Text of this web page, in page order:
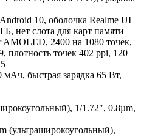
10, оболочка Realme UI
нет слота для карт памяти
2400 на 1080 точек,
плотность точек 402 ppi, 120
быстрая зарядка 65 Вт,
1/1.72″, 0.8µm,
(ультраширокоугольный),